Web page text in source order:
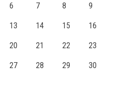
6 7 8 9
13 14 15 16
20 21 22 23
27 28 29 30